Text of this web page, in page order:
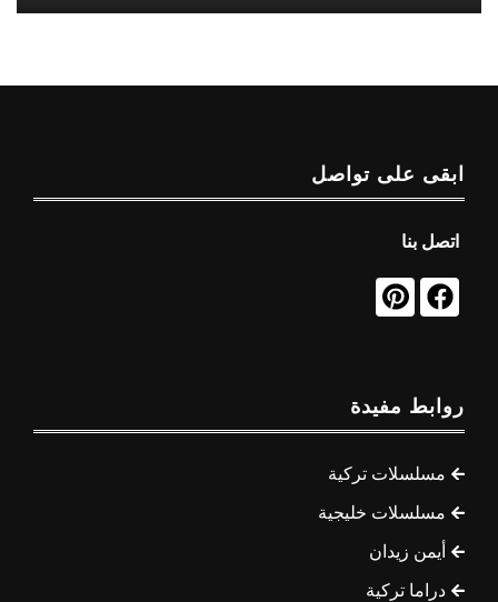
ابقى على تواصل
اتصل بنا
روابط مفيدة
مسلسلات تركية
مسلسلات خليجية
أيمن زيدان
دراما تركية